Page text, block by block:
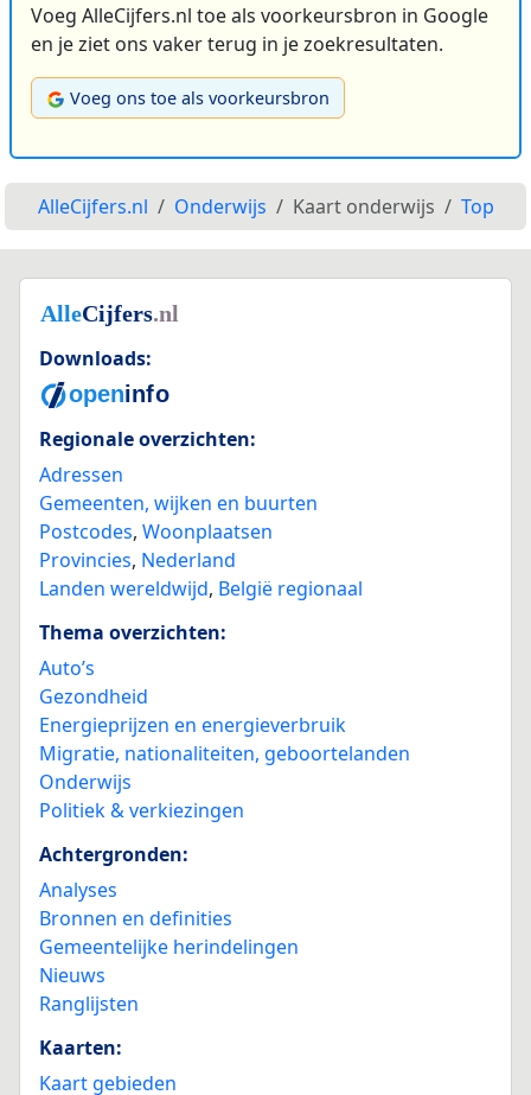
Voeg AlleCijfers.nl toe als voorkeursbron in Google
en je ziet ons vaker terug in je zoekresultaten.
Voeg ons toe als voorkeursbron
AlleCijfers.nl Onderwijs Kaart onderwijs Top
Downloads:
Regionale overzichten:
Adressen
Gemeenten, wijken en buurten
Postcodes, Woonplaatsen
Provincies, Nederland
Landen wereldwijd, België regionaal
Thema overzichten:
Auto’s
Gezondheid
Energieprijzen en energieverbruik
Migratie, nationaliteiten, geboortelanden
Onderwijs
Politiek & verkiezingen
Achtergronden:
Analyses
Bronnen en definities
Gemeentelijke herindelingen
Nieuws
Ranglijsten
Kaarten:
Kaart gebieden